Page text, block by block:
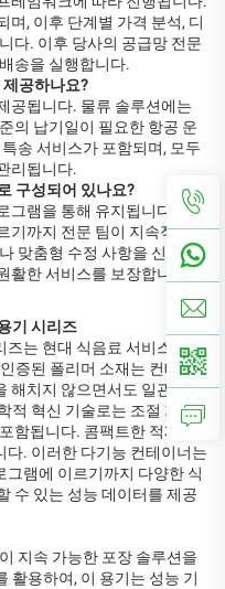
며, 이후 단계별 가격 분석, 디
다. 이후 당사의 공급망 전문
송을 실행합니다.
공하나요?
공됩니다. 물류 솔루션에는
의 납기일이 필요한 항공 운
송 서비스가 포함되며, 모두
리됩니다.
구성되어 있나요?
그램을 통해 유지됩니다. 초
기까지 전문 팀이 지속적인
맞춤형 수정 사항을 신속히
활한 서비스를 보장합니다.
기 시리즈
즈는 현대 식음료 서비스 운영
증된 폴리머 소재는 컨테이
해치지 않으면서도 일관된 전
적 혁신 기술로는 조절 가능
함됩니다. 콤팩트한 적재 설
다. 이러한 다기능 컨테이너는
램에 이르기까지 다양한 식
수 있는 성능 데이터를 제공
지속 가능한 포장 솔루션을
활용하여, 이 용기는 성능 기